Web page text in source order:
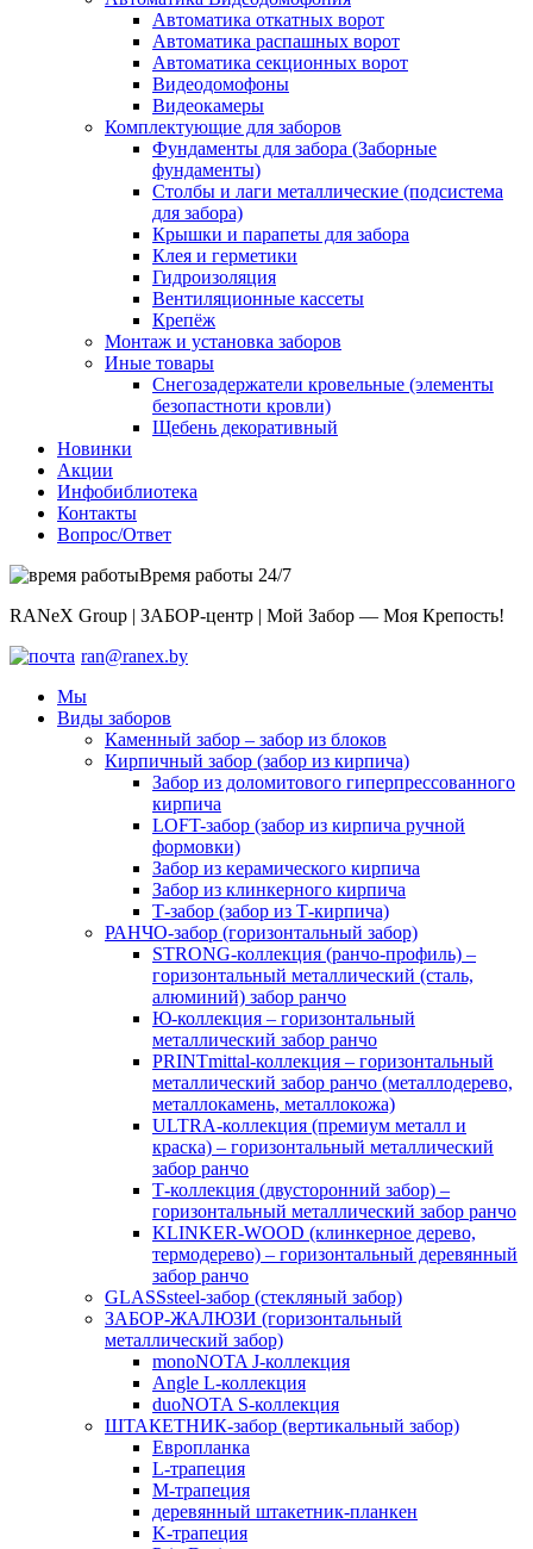
Автоматика откатных ворот
Автоматика распашных ворот
Автоматика секционных ворот
Видеодомофоны
Видеокамеры
Комплектующие для заборов
Фундаменты для забора (Заборные
фундаменты)
Столбы и лаги металлические (подсистема
для забора)
Крышки и парапеты для забора
Клея и герметики
Гидроизоляция
Вентиляционные кассеты
Крепёж
Монтаж и установка заборов
Иные товары
Снегозадержатели кровельные (элементы
безопастноти кровли)
Щебень декоративный
Новинки
Акции
Инфобиблиотека
Контакты
Вопрос/Ответ
Время работы 24/7
RANeX Group | ЗАБОР-центр | Мой Забор — Моя Крепость!
ran@ranex.by
Мы
Виды заборов
Каменный забор – забор из блоков
Кирпичный забор (забор из кирпича)
Забор из доломитового гиперпрессованного
кирпича
LOFT-забор (забор из кирпича ручной
формовки)
Забор из керамического кирпича
Забор из клинкерного кирпича
Т-забор (забор из Т-кирпича)
РАНЧО-забор (горизонтальный забор)
STRONG-коллекция (ранчо-профиль) –
горизонтальный металлический (сталь,
алюминий) забор ранчо
Ю-коллекция – горизонтальный
металлический забор ранчо
PRINTmittal-коллекция – горизонтальный
металлический забор ранчо (металлодерево,
металлокамень, металлокожа)
ULTRA-коллекция (премиум металл и
краска) – горизонтальный металлический
забор ранчо
Т-коллекция (двусторонний забор) –
горизонтальный металлический забор ранчо
KLINKER-WOOD (клинкерное дерево,
термодерево) – горизонтальный деревянный
забор ранчо
GLASSsteel-забор (стекляный забор)
ЗАБОР-ЖАЛЮЗИ (горизонтальный
металлический забор)
monoNOTA J-коллекция
Angle L-коллекция
duoNOTA S-коллекция
ШТАКЕТНИК-забор (вертикальный забор)
Европланка
L-трапеция
M-трапеция
деревянный штакетник-планкен
K-трапеция